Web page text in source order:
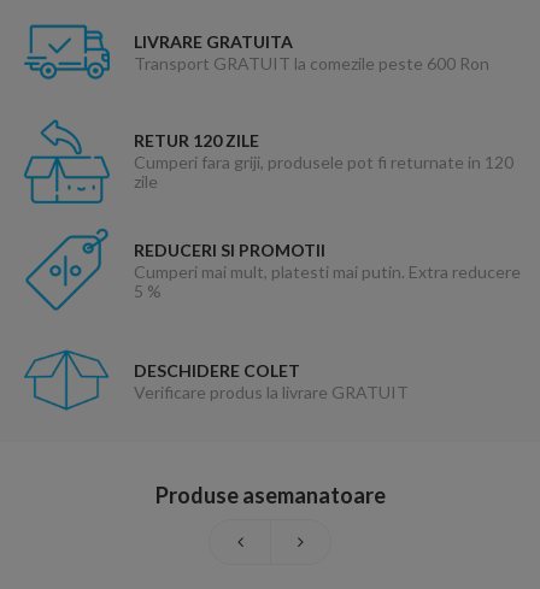
LIVRARE GRATUITA
Transport GRATUIT la comezile peste 600 Ron
RETUR 120 ZILE
Cumperi fara griji, produsele pot fi returnate in 120
zile
REDUCERI SI PROMOTII
Cumperi mai mult, platesti mai putin. Extra reducere
5 %
DESCHIDERE COLET
Verificare produs la livrare GRATUIT
Produse asemanatoare